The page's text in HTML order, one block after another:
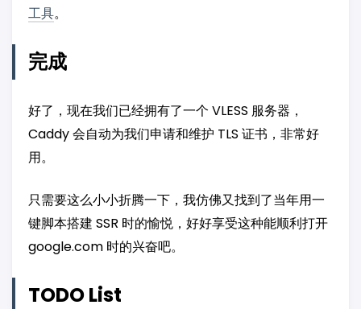
工具。
完成
好了，现在我们已经拥有了一个 VLESS 服务器，
Caddy 会自动为我们申请和维护 TLS 证书，非常好
用。
只需要这么小小折腾一下，我仿佛又找到了当年用一
键脚本搭建 SSR 时的愉悦，好好享受这种能顺利打开
google.com 时的兴奋吧。
TODO List